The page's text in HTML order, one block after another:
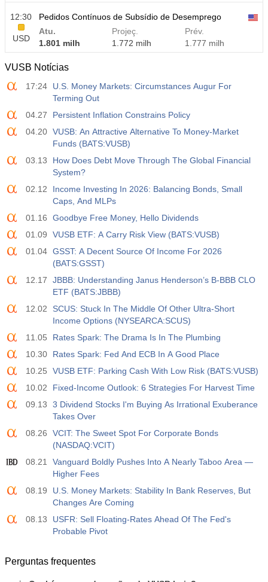
12:30
USD
Pedidos Contínuos de Subsídio de Desemprego
Atu.
1.801 milh
Projeç.
1.772 milh
Prév.
1.777 milh
VUSB Notícias
17:24
U.S. Money Markets: Circumstances Augur For
Terming Out
04.27
Persistent Inflation Constrains Policy
04.20 VUSB: An Attractive Alternative To Money-Market
Funds (BATS:VUSB)
03.13
How Does Debt Move Through The Global Financial
System?
02.12
Income Investing In 2026: Balancing Bonds, Small
Caps, And MLPs
01.16
Goodbye Free Money, Hello Dividends
01.09
VUSB ETF: A Carry Risk View (BATS:VUSB)
01.04 GSST: A Decent Source Of Income For 2026
(BATS:GSST)
12.17
JBBB: Understanding Janus Henderson’s B-BBB CLO
ETF (BATS:JBBB)
12.02
SCUS: Stuck In The Middle Of Other Ultra-Short
Income Options (NYSEARCA:SCUS)
11.05
Rates Spark: The Drama Is In The Plumbing
10.30
Rates Spark: Fed And ECB In A Good Place
10.25
VUSB ETF: Parking Cash With Low Risk (BATS:VUSB)
10.02
Fixed-Income Outlook: 6 Strategies For Harvest Time
09.13
3 Dividend Stocks I'm Buying As Irrational Exuberance
Takes Over
08.26
VCIT: The Sweet Spot For Corporate Bonds
(NASDAQ:VCIT)
08.21
Vanguard Boldly Pushes Into A Nearly Taboo Area —
Higher Fees
08.19
U.S. Money Markets: Stability In Bank Reserves, But
Changes Are Coming
08.13
USFR: Sell Floating-Rates Ahead Of The Fed's
Probable Pivot
Perguntas frequentes